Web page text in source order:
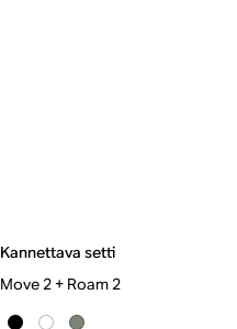
Kannettava setti
Move 2 + Roam 2